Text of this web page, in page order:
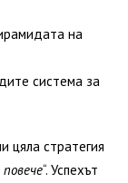
на
система за
цяла стратегия
“. Успехът